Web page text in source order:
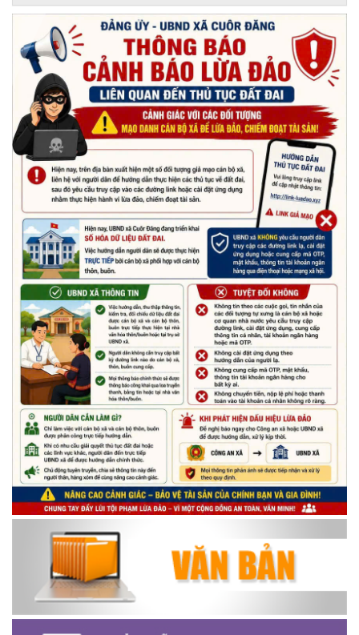
(03/07/2026)
Xã Cuôr Đăng đã tổ chức lễ kỷ niệm 85 năm Ngày truyền thống
Người cao tuổi Việt Nam (06/06/1941-06/06/2026) và tổ
chức mừng thọ, chúc thọ Người cao tuổi trên địa bàn xã.
(05/06/2026)
PHÁT ĐỘNG THAM GIA CUỘC THI “ỨNG DỤNG TRÍ TUỆ NHÂN
TẠO VÀO CUỘC SỐNG – AI FOR LIFE 2026” TRÊN ĐỊA BÀN
TỈNH ĐẮK LẮK
(29/05/2026)
Nhiệt liệt chào mừng Ngày Khoa học, Công nghệ và Đổi mới
sáng tạo Việt Nam 18/5"
(15/05/2026)
Chương trình đối thoại giữa lãnh đạo UBND xã với thanh niên,
thiếu nhi trên địa bàn xã năm 2026
(14/05/2026)
Chương trình kỷ niệm 85 năm ngày thành lập Đội TNTP Hồ Chí
Minh (15/05/1941 – 15/05/2026) và kỷ niệm 136 năm ngày
sinh Chủ tịch Hồ Chí Minh (19/05/1890 – 19/05/2026).
(14/05/2026)
Thông báo tiếp nhận phản ánh, kiến nghị về quy định thủ tục
hành chính
(07/08/2026)
Thông báo về thực hiện Luật tương trợ tư pháp về dân sự và
các văn bản quy định chi tiết, hướng dẫn thi hành
(04/08/2026)